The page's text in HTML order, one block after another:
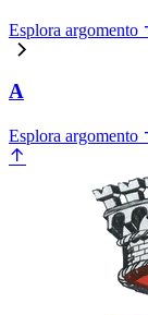
Esplora argomento
A
Esplora argomento